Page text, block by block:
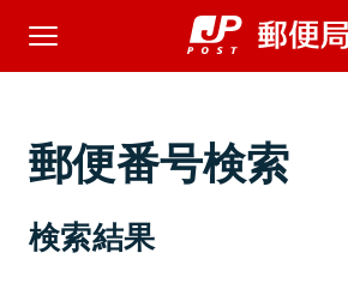
郵便番号検索
検索結果